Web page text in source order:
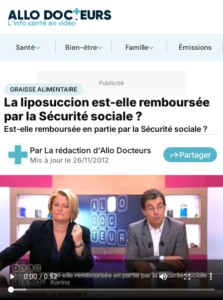
Santé Bien-être Famille Émissions
AccueilSanté MaladiesGraisse alimentaire
GRAISSE ALIMENTAIRE
La liposuccion est-elle remboursée
par la Sécurité sociale ?
Est-elle remboursée en partie par la Sécurité sociale ?
Par La rédaction d'Allo Docteurs
Mis à jour le 26/11/2012
Partager